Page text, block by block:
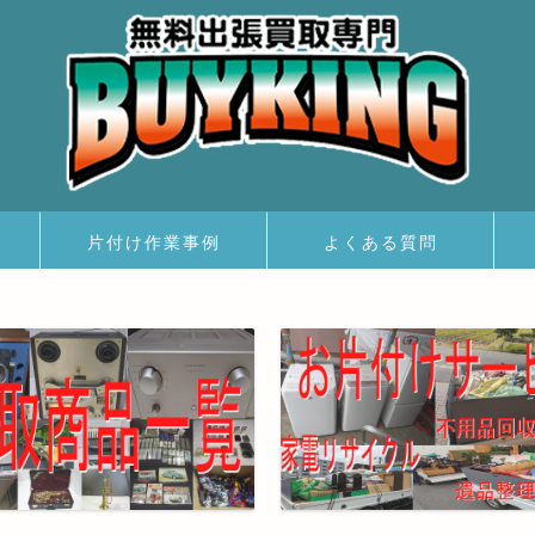
片付け作業事例 よくある質問